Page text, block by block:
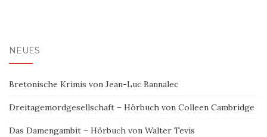
NEUES
Bretonische Krimis von Jean-Luc Bannalec
Dreitagemordgesellschaft – Hörbuch von Colleen Cambridge
Das Damengambit – Hörbuch von Walter Tevis